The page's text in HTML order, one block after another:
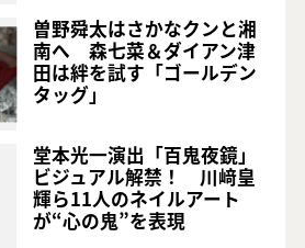
曽野舜太はさかなクンと湘
南へ 森七菜＆ダイアン津
田は絆を試す「ゴールデン
タッグ」
堂本光一演出「百鬼夜鏡」
ビジュアル解禁！ 川﨑皇
輝ら11人のネイルアート
が“心の鬼”を表現